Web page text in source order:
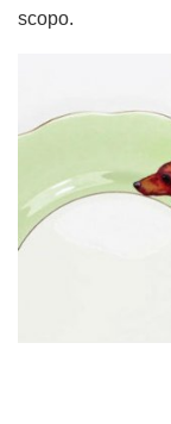
scopo.